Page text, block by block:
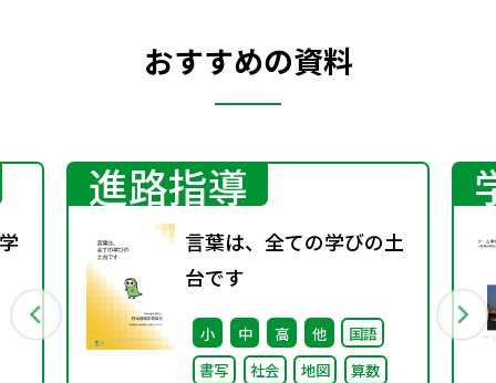
おすすめの資料
進路指導
言葉は、全ての学びの土
台です
小 中 高 他
国語
書写
社会 地図
算数